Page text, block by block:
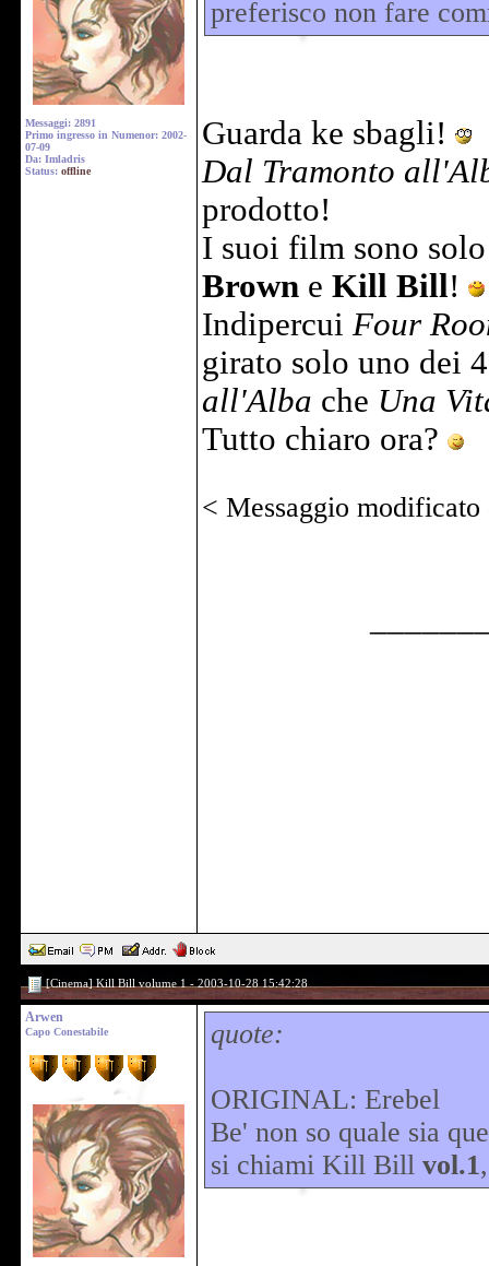
Messaggi: 2891
Primo ingresso in Numenor: 2002-
07-09
Da: Imladris
Status: offline
preferisco non fare
Guarda ke sbagli!
Dal Tramonto
prodotto!
I suoi film sono
Brown e Kill Bill!
Indipercui Four
girato solo uno dei
all'Alba che Una
Tutto chiaro ora?
< Messaggio
[Cinema] Kill Bill volume 1 - 2003-10-28 15:42:28
Arwen
Capo Conestabile quote:
ORIGINAL: Erebel
Be' non so quale sia
si chiami Kill Bill vol.1